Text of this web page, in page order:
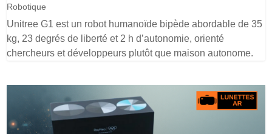
Robotique
Unitree G1 est un robot humanoïde bipède abordable de 35
kg, 23 degrés de liberté et 2 h d’autonomie, orienté
chercheurs et développeurs plutôt que maison autonome.